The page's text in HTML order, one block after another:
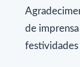
de
festividades